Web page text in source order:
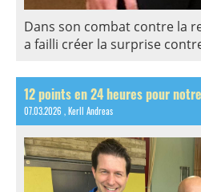
Dans son combat contre la
a failli créer la surprise
12 points en 24 heures pour
07.03.2026 , Kerll Andreas